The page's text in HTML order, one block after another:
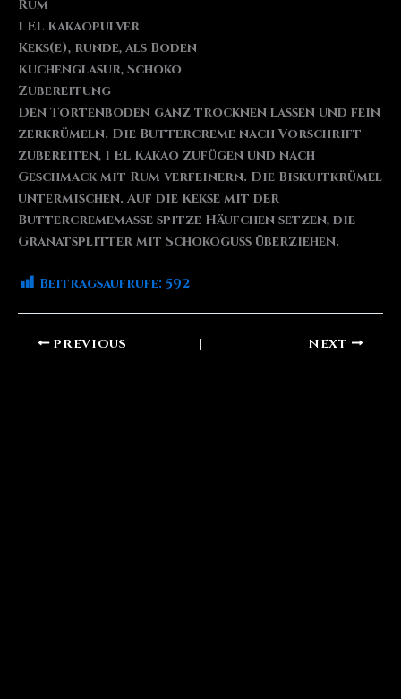
Rum
1 EL Kakaopulver
Keks(e), runde, als Boden
Kuchenglasur, Schoko
Zubereitung
Den Tortenboden ganz trocknen lassen und fein
zerkrümeln. Die Buttercreme nach Vorschrift
zubereiten, 1 EL Kakao zufügen und nach
Geschmack mit Rum verfeinern. Die Biskuitkrümel
untermischen. Auf die Kekse mit der
Buttercrememasse spitze Häufchen setzen, die
Granatsplitter mit Schokoguss überziehen.
Beitragsaufrufe: 592
PREVIOUS NEXT